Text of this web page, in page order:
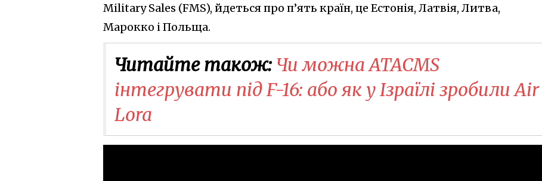
Military Sales (FMS), йдеться про п’ять країн, це Естонія, Латвія, Литва,
Марокко і Польща.
Читайте також: Чи можна ATACMS
інтегрувати під F-16: або як у Ізраїлі зробили Air
Lora